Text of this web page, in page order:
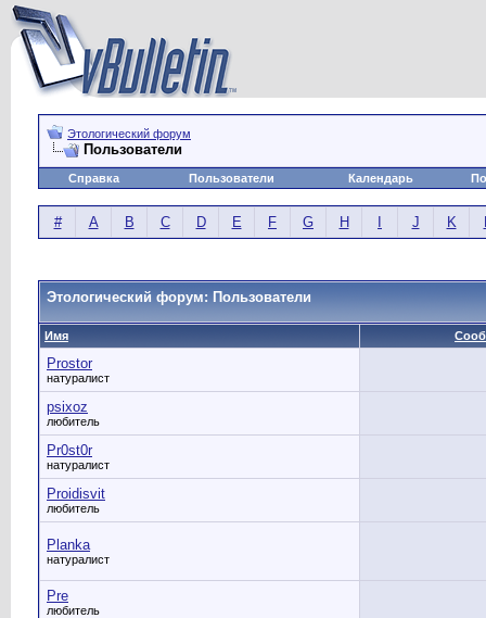
Этологический форум
Пользователи
Справка Пользователи Календарь
# A B C D E F G H J K
Этологический форум: Пользователи
Имя
Prostor
натуралист
psixoz
любитель
Pr0st0r
натуралист
Proidisvit
любитель
Planka
натуралист
Pre
любитель